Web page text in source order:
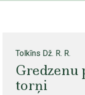
Tolkīns Dž. R. R.
Gredzenu
torņi